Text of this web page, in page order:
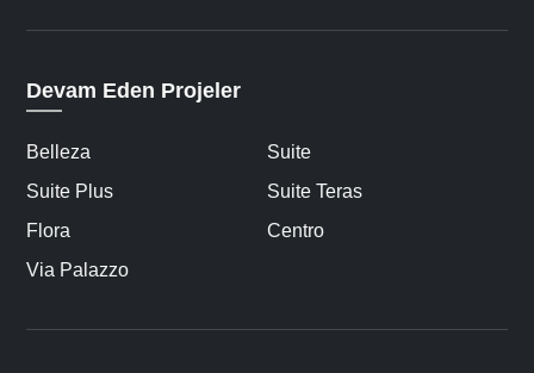
Devam Eden Projeler
Belleza
Suite
Suite Plus
Suite Teras
Flora
Centro
Via Palazzo